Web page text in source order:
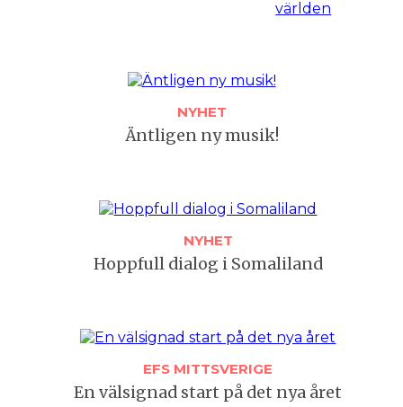
NYHET
Äntligen ny musik!
NYHET
Hoppfull dialog i Somaliland
EFS MITTSVERIGE
En välsignad start på det nya året